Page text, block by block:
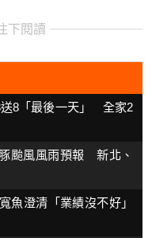
下閱讀
送8「最後一天」 全家2
颱風風雨預報 新北、
魚澄清「業績沒不好」